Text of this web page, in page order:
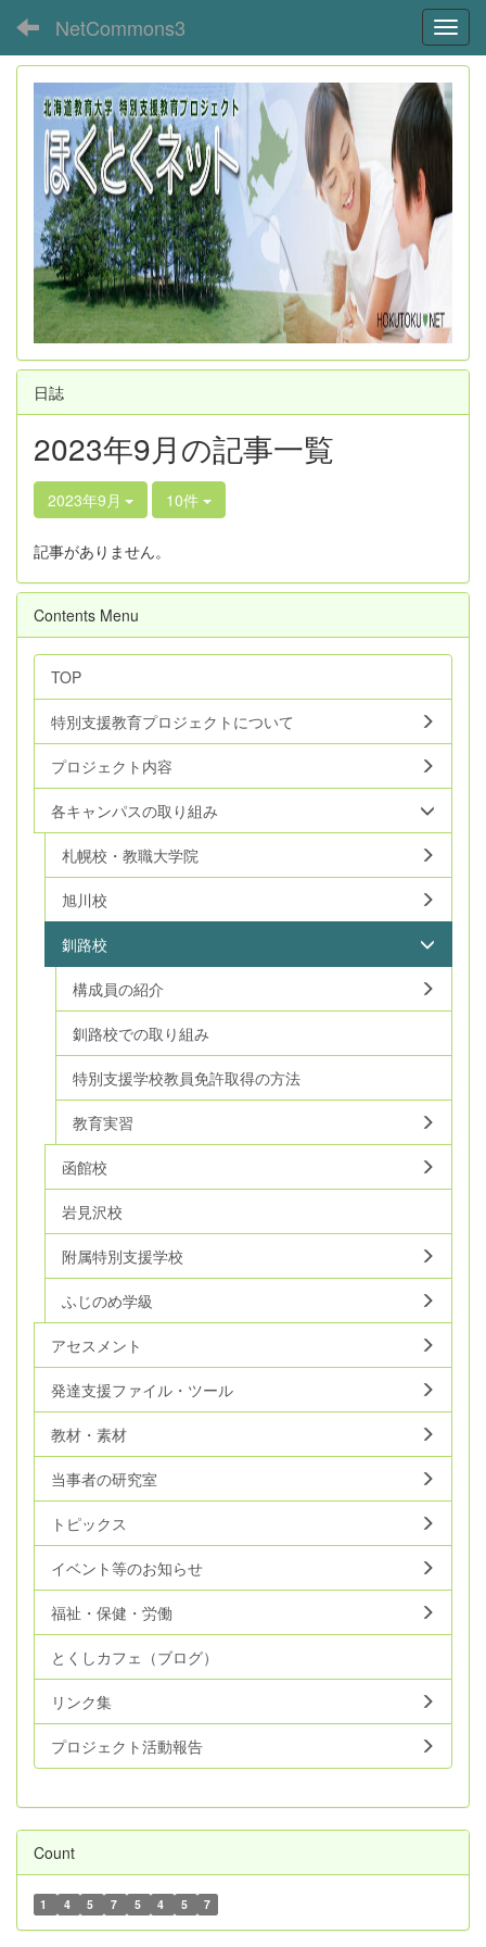
NetCommons3
日誌
2023年9月の記事一覧
2023年9月 10件
記事がありません。
Contents Menu
TOP
特別支援教育プロジェクトについて
プロジェクト内容
各キャンパスの取り組み
札幌校・教職大学院
旭川校
釧路校
構成員の紹介
釧路校での取り組み
特別支援学校教員免許取得の方法
教育実習
函館校
岩見沢校
附属特別支援学校
ふじのめ学級
アセスメント
発達支援ファイル・ツール
教材・素材
当事者の研究室
トピックス
イベント等のお知らせ
福祉・保健・労働
とくしカフェ（ブログ）
リンク集
プロジェクト活動報告
Count
1 4 5 7 5 4 5 7